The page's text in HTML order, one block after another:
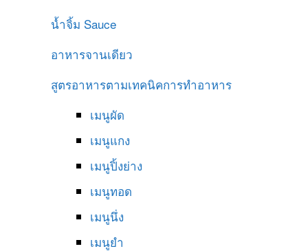
น้ำจิ้ม Sauce
อาหารจานเดียว
สูตรอาหารตามเทคนิคการทำอาหาร
เมนูผัด
เมนูแกง
เมนูปิ้งย่าง
เมนูทอด
เมนูนึ่ง
เมนูยำ